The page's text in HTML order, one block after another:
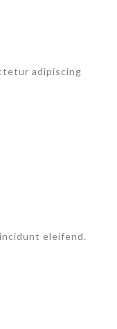
adipiscing
eleifend.